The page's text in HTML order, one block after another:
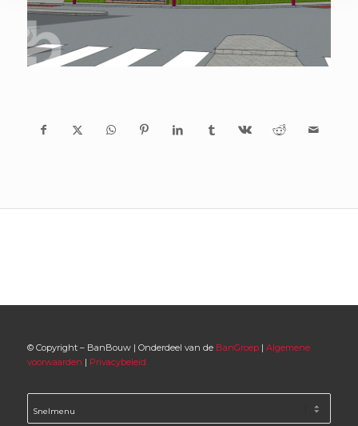
© Copyright – BanBouw | Onderdeel van de BanGroep| Algemene
voorwaarden | Privacybeleid